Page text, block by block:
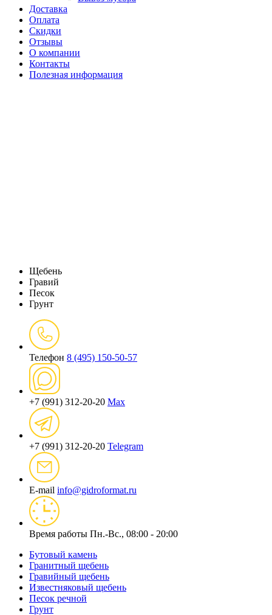
Доставка
Оплата
Скидки
Отзывы
О компании
Контакты
Полезная информация
Щебень
Гравий
Песок
Грунт
Телефон 8 (495) 150-50-57
+7 (991) 312-20-20 Max
+7 (991) 312-20-20 Telegram
E-mail info@gidroformat.ru
Время работы Пн.-Вс., 08:00 - 20:00
Бутовый камень
Гранитный щебень
Гравийный щебень
Известняковый щебень
Песок речной
Грунт